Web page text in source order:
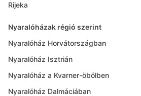
Rijeka
Nyaralóházak régió szerint
Nyaralóház Horvátországban
Nyaralóház Isztrián
Nyaralóház a Kvarner-öbölben
Nyaralóház Dalmáciában